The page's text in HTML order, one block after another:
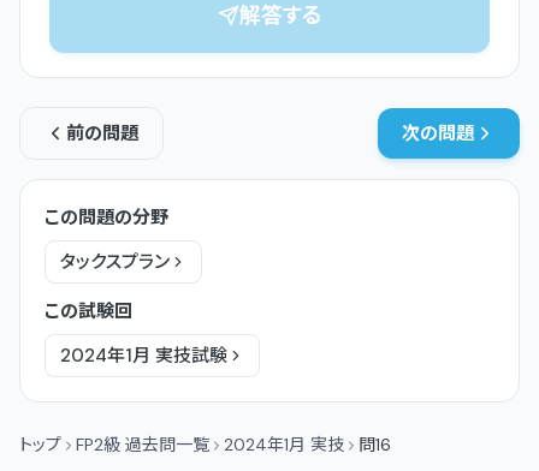
解答する
前の問題 次の問題
この問題の分野
タックスプラン
この試験回
2024年1月 実技試験
トップ FP2級 過去問一覧 2024年1月 実技 問16